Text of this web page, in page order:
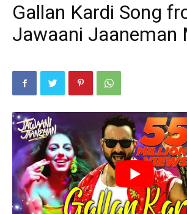
Gallan Kardi Song
Jawaani Jaaneman